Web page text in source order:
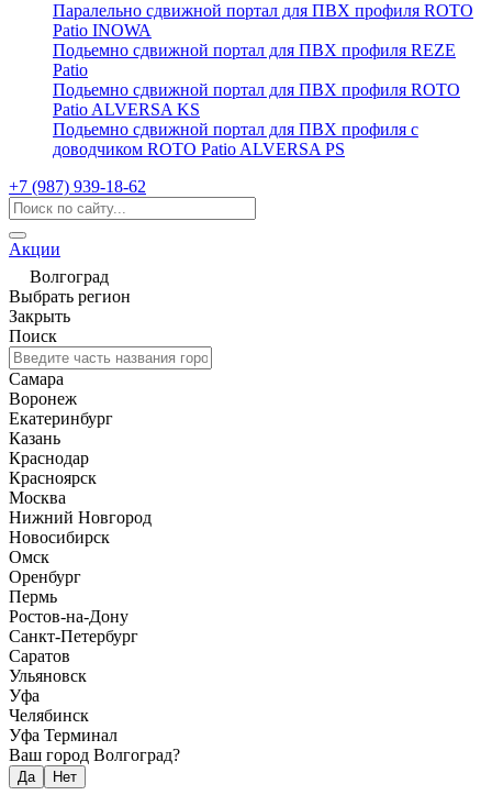
Паралельно сдвижной портал для ПВХ профиля ROTO
Patio INOWA
Подьемно сдвижной портал для ПВХ профиля REZE
Patio
Подьемно сдвижной портал для ПВХ профиля ROTO
Patio ALVERSA KS
Подьемно сдвижной портал для ПВХ профиля с
доводчиком ROTO Patio ALVERSA PS
+7 (987) 939-18-62
Акции
Волгоград
Выбрать регион
Закрыть
Поиск
Самара
Воронеж
Екатеринбург
Казань
Краснодар
Красноярск
Москва
Нижний Новгород
Новосибирск
Омск
Оренбург
Пермь
Ростов-на-Дону
Санкт-Петербург
Саратов
Ульяновск
Уфа
Челябинск
Уфа Терминал
Ваш город Волгоград?
Да Нет